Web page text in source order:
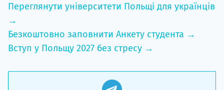
Переглянути університети Польщі для українців
→
Безкоштовно заповнити Анкету студента →
Вступ у Польщу 2027 без стресу →